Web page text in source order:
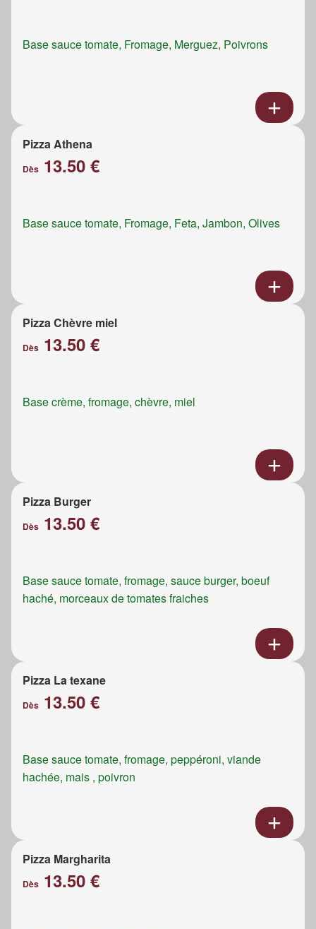
Base sauce tomate, Fromage, Merguez, Poivrons
Pizza Athena
Dès 13.50 €
Base sauce tomate, Fromage, Feta, Jambon, Olives
Pizza Chèvre miel
Dès 13.50 €
Base crème, fromage, chèvre, miel
Pizza Burger
Dès 13.50 €
Base sauce tomate, fromage, sauce burger, boeuf
haché, morceaux de tomates fraiches
Pizza La texane
Dès 13.50 €
Base sauce tomate, fromage, peppéroni, viande
hachée, mais , poivron
Pizza Margharita
Dès 13.50 €